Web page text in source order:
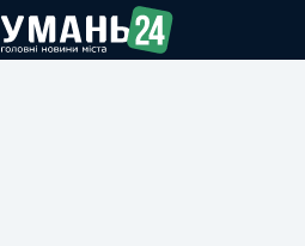
до
вмісту